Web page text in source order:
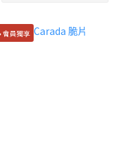
會員獨享